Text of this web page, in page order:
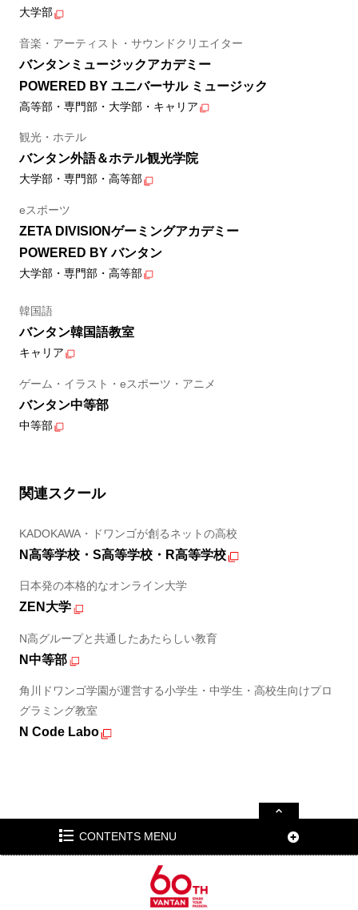
大学部
音楽・アーティスト・サウンドクリエイター
バンタンミュージックアカデミー
POWERED BY ユニバーサル ミュージック
高等部・専門部・大学部・キャリア
観光・ホテル
バンタン外語＆ホテル観光学院
大学部・専門部・高等部
eスポーツ
ZETA DIVISIONゲーミングアカデミー
POWERED BY バンタン
大学部・専門部・高等部
韓国語
バンタン韓国語教室
キャリア
ゲーム・イラスト・eスポーツ・アニメ
バンタン中等部
中等部
関連スクール
KADOKAWA・ドワンゴが創るネットの高校
N高等学校・S高等学校・R高等学校
日本発の本格的なオンライン大学
ZEN大学
N高グループと共通したあたらしい教育
N中等部
角川ドワンゴ学園が運営する小学生・中学生・高校生向けプロ
グラミング教室
N Code Labo
CONTENTS MENU